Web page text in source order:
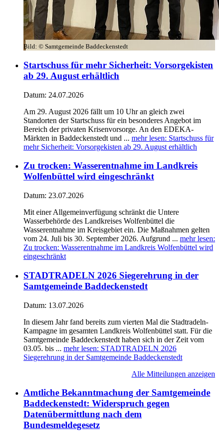
Bild: © Samtgemeinde Baddeckenstedt
Startschuss für mehr Sicherheit: Vorsorgekisten
ab 29. August erhältlich
Datum: 24.07.2026
Am 29. August 2026 fällt um 10 Uhr an gleich zwei
Standorten der Startschuss für ein besonderes Angebot im
Bereich der privaten Krisenvorsorge. An den EDEKA-
Märkten in Baddeckenstedt und ... mehr lesen: Startschuss für
mehr Sicherheit: Vorsorgekisten ab 29. August erhältlich
Zu trocken: Wasserentnahme im Landkreis
Wolfenbüttel wird eingeschränkt
Datum: 23.07.2026
Mit einer Allgemeinverfügung schränkt die Untere
Wasserbehörde des Landkreises Wolfenbüttel die
Wasserentnahme im Kreisgebiet ein. Die Maßnahmen gelten
vom 24. Juli bis 30. September 2026. Aufgrund ... mehr lesen:
Zu trocken: Wasserentnahme im Landkreis Wolfenbüttel wird
eingeschränkt
STADTRADELN 2026 Siegerehrung in der
Samtgemeinde Baddeckenstedt
Datum: 13.07.2026
In diesem Jahr fand bereits zum vierten Mal die Stadtradeln-
Kampagne im gesamten Landkreis Wolfenbüttel statt. Für die
Samtgemeinde Baddeckenstedt haben sich in der Zeit vom
03.05. bis ... mehr lesen: STADTRADELN 2026
Siegerehrung in der Samtgemeinde Baddeckenstedt
Alle Mitteilungen anzeigen
Amtliche Bekanntmachung der Samtgemeinde
Baddeckenstedt: Widerspruch gegen
Datenübermittlung nach dem
Bundesmeldegesetz